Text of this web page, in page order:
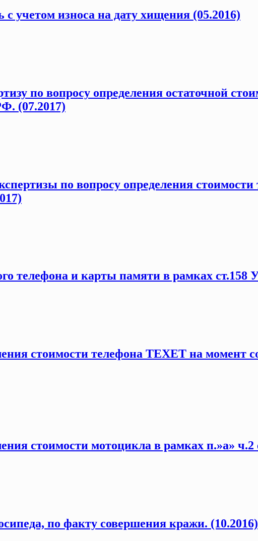
с учетом износа на дату хищения (05.2016)
по вопросу определения остаточной
(07.2017)
по вопросу определения
телефона и карты памяти в рамках
стоимости телефона TEXET на момент
стоимости мотоцикла в рамках п.»а»
по факту совершения кражи. (10.2016)